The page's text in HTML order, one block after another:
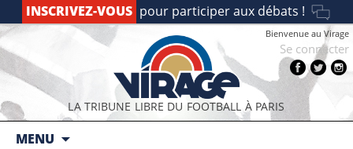
INSCRIVEZ-VOUS pour participer aux débats !
LA TRIBUNE LIBRE DU FOOTBALL À PARIS
Bienvenue au Virage
Se connecter
MENU
Aller au contenu principal